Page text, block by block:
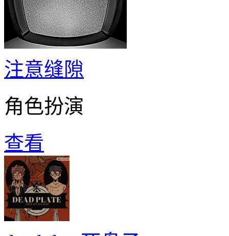
注意缝隙
角色扮演
查看